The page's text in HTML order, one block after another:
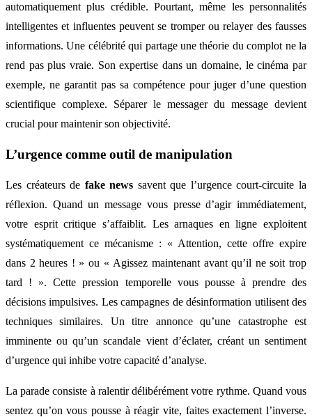
automatiquement plus crédible. Pourtant, même les personnalités
intelligentes et influentes peuvent se tromper ou relayer des fausses
informations. Une célébrité qui partage une théorie du complot ne la
rend pas plus vraie. Son expertise dans un domaine, le cinéma par
exemple, ne garantit pas sa compétence pour juger d’une question
scientifique complexe. Séparer le messager du message devient
crucial pour maintenir son objectivité.
L’urgence comme outil de manipulation
Les créateurs de fake news savent que l’urgence court-circuite la
réflexion. Quand un message vous presse d’agir immédiatement,
votre esprit critique s’affaiblit. Les arnaques en ligne exploitent
systématiquement ce mécanisme : « Attention, cette offre expire
dans 2 heures ! » ou « Agissez maintenant avant qu’il ne soit trop
tard ! ». Cette pression temporelle vous pousse à prendre des
décisions impulsives. Les campagnes de désinformation utilisent des
techniques similaires. Un titre annonce qu’une catastrophe est
imminente ou qu’un scandale vient d’éclater, créant un sentiment
d’urgence qui inhibe votre capacité d’analyse.
La parade consiste à ralentir délibérément votre rythme. Quand vous
sentez qu’on vous pousse à réagir vite, faites exactement l’inverse.